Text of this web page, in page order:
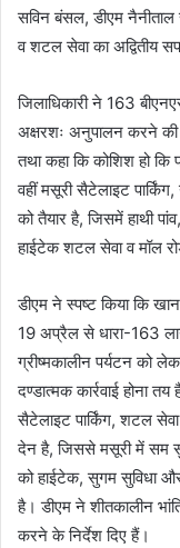
सविन बंसल, डीएम नैनीताल
व शटल सेवा का अद्वितीय
जिलाधिकारी ने 163
अक्षरशः अनुपालन करने की
तथा कहा कि कोशिश हो
वहीं मसूरी सैटेलाइट
को तैयार है, जिसमें हाथी
हाईटेक शटल सेवा व मॉल
डीएम ने स्पष्ट किया कि
19 अप्रैल से धारा-163
ग्रीष्मकालीन पर्यटन को
दण्डात्मक कार्रवाई होना
सैटेलाइट पार्किंग, शटल
देन है, जिससे मसूरी में सम
को हाईटेक, सुगम सुविधा
है। डीएम ने शीतकालीन
करने के निर्देश दिए हैं।